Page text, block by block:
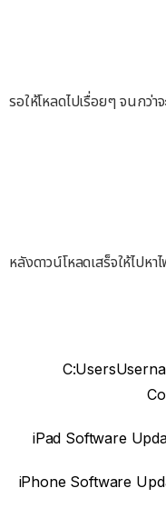
รอให้โหลดไปเรื่อยๆ จนกว่าจ
หลังดาวน์โหลดเสร็จให้ไปห
iPad Software
iPhone Software